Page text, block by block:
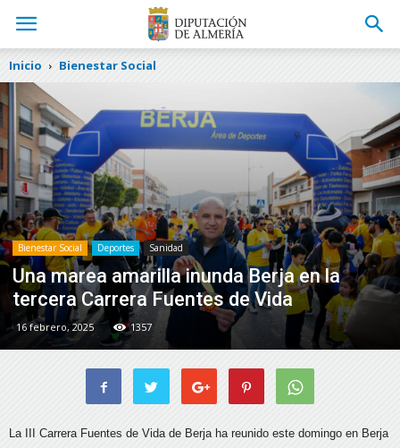
Inicio Bienestar Social
Bienestar Social Deportes Sanidad
Una marea amarilla inunda Berja en la
tercera Carrera Fuentes de Vida
16 febrero, 2025 1357
La III Carrera Fuentes de Vida de Berja ha reunido este domingo en Berja